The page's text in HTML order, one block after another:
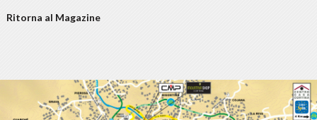
Ritorna al Magazine